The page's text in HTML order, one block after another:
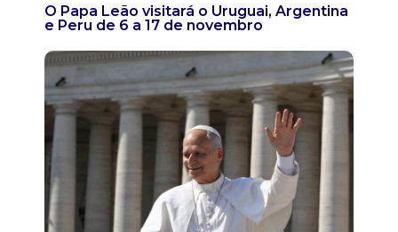
O Papa Leão visitará o Uruguai, Argentina
e Peru de 6 a 17 de novembro